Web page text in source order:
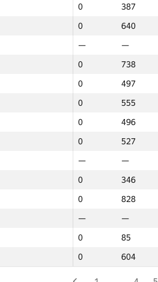
0
387
0
640
—
—
0
738
0
497
0
555
0
496
0
527
—
—
0
346
0
828
—
—
0
85
0 604
0
387
0
640
—
—
0
738
0
497
0
555
0
496
0
527
—
—
0
346
0
828
—
—
0
85
0 604